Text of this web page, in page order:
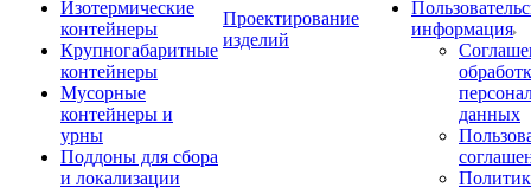
Изотермические
контейнеры
Крупногабаритные
контейнеры
Мусорные
контейнеры и
урны
Поддоны для сбора
и локализации
Проектирование
изделий
информация
данных